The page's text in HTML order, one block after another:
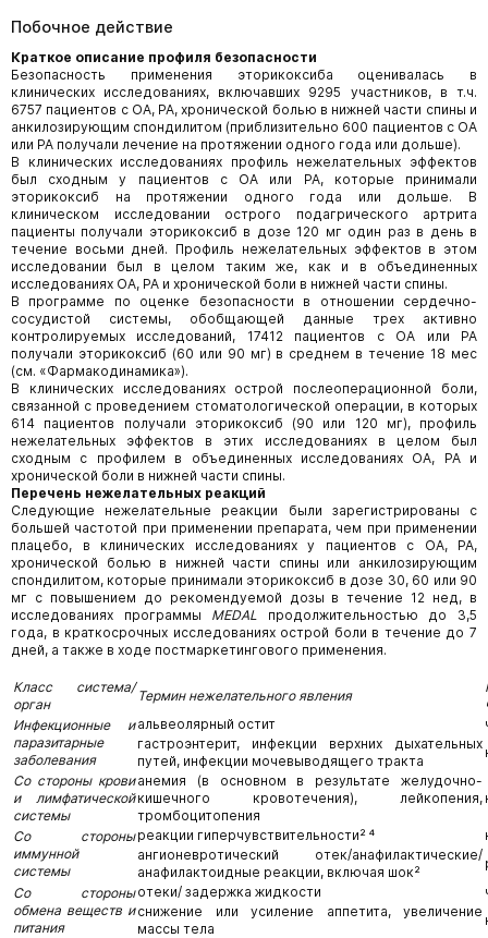
Побочное действие
Краткое описание профиля безопасности
Безопасность применения эторикоксиба оценивалась в
клинических исследованиях, включавших 9295 участников, в т.ч.
6757 пациентов с ОА, РА, хронической болью в нижней части спины и
анкилозирующим спондилитом (приблизительно 600 пациентов с ОА
или РА получали лечение на протяжении одного года или дольше).
В клинических исследованиях профиль нежелательных эффектов
был сходным у пациентов с ОА или РА, которые принимали
эторикоксиб на протяжении одного года или дольше. В
клиническом исследовании острого подагрического артрита
пациенты получали эторикоксиб в дозе 120 мг один раз в день в
течение восьми дней. Профиль нежелательных эффектов в этом
исследовании был в целом таким же, как и в объединенных
исследованиях ОА, РА и хронической боли в нижней части спины.
В программе по оценке безопасности в отношении сердечно-
сосудистой системы, обобщающей данные трех активно
контролируемых исследований, 17412 пациентов с ОА или РА
получали эторикоксиб (60 или 90 мг) в среднем в течение 18 мес
(см. «Фармакодинамика»).
В клинических исследованиях острой послеоперационной боли,
связанной с проведением стоматологической операции, в которых
614 пациентов получали эторикоксиб (90 или 120 мг), профиль
нежелательных эффектов в этих исследованиях в целом был
сходным с профилем в объединенных исследованиях ОА, РА и
хронической боли в нижней части спины.
Перечень нежелательных реакций
Следующие нежелательные реакции были зарегистрированы с
большей частотой при применении препарата, чем при применении
плацебо, в клинических исследованиях у пациентов с ОА, РА,
хронической болью в нижней части спины или анкилозирующим
спондилитом, которые принимали эторикоксиб в дозе 30, 60 или 90
мг с повышением до рекомендуемой дозы в течение 12 нед, в
исследованиях программы MEDAL продолжительностью до 3,5
года, в краткосрочных исследованиях острой боли в течение до 7
дней, а также в ходе постмаркетингового применения.
Класс система/
орган
Термин нежелательного явления
Инфекционные и
паразитарные
заболевания
альвеолярный остит
гастроэнтерит, инфекции верхних дыхательных
путей, инфекции мочевыводящего тракта
Со стороны крови
и лимфатической
системы
анемия (в основном в результате желудочно-
кишечного кровотечения), лейкопения,
тромбоцитопения
Со стороны
иммунной
системы
реакции гиперчувствительности² ⁴
ангионевротический отек/анафилактические/
анафилактоидные реакции, включая шок²
Со стороны
обмена веществ и
питания
отеки/ задержка жидкости
снижение или усиление аппетита, увеличение
массы тела